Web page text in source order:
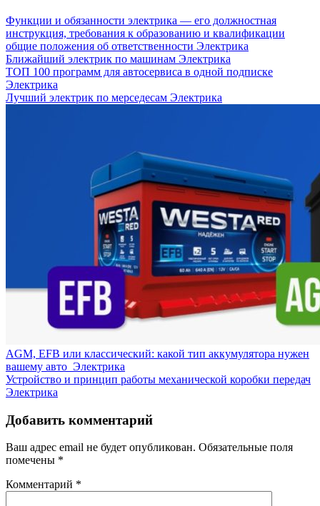
Функции и обязанности электрика — его должностная
инструкция, требования к образованию и квалификации
общие положения об ответственности Электрика
Ближайший электрик по машинам Электрика
ТОП 100 программ для автосервиса в одной подписке
Электрика
Лучший электрик по мерседесам Электрика
AGM, EFB или классический: какой тип аккумулятора нужен
вашему авто Электрика
Устройство и принцип работы механической коробки передач
Электрика
Добавить комментарий
Ваш адрес email не будет опубликован. Обязательные поля
помечены *
Комментарий *